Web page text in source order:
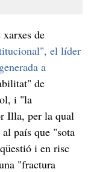
de
el líder
a
de
i "la
Illa, per la qual
país que "sota
i en risc
"fractura